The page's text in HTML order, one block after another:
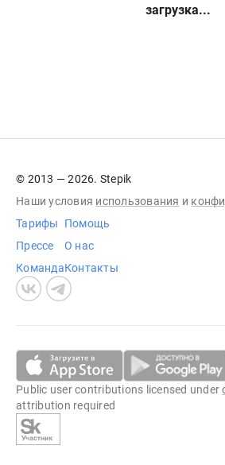
загрузка...
© 2013 — 2026. Stepik
Наши условия использования и
Тарифы
Прессе
Команда
Помощь
О нас
Контакты
Public user contributions licensed under
attribution required